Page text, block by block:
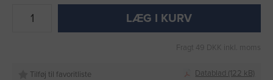
LÆG I KURV
Fragt 49 DKK inkl. moms
Tilføj til favoritliste
Datablad (122 kB)